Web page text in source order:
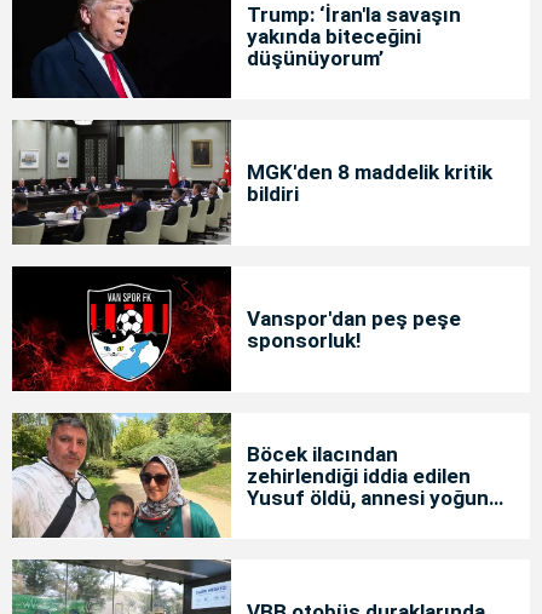
Trump: ‘İran'la savaşın
yakında biteceğini
düşünüyorum’
MGK'den 8 maddelik kritik
bildiri
Vanspor'dan peş peşe
sponsorluk!
Böcek ilacından
zehirlendiği iddia edilen
Yusuf öldü, annesi yoğun